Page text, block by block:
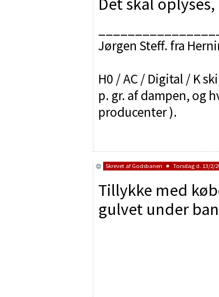
Jørgen Steff. fra
H0 / AC / Digital / K
p. gr. af dampen, og
producenter ).
Skrevet af Godsbanen Torsdag d. 13/2/
Tillykke med
gulvet under